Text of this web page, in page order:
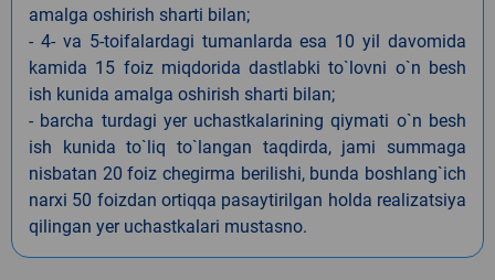
amalga oshirish sharti bilan;
- 4- va 5-toifalardagi tumanlarda esa 10 yil davomida
kamida 15 foiz miqdorida dastlabki to`lovni o`n besh
ish kunida amalga oshirish sharti bilan;
- barcha turdagi yer uchastkalarining qiymati o`n besh
ish kunida to`liq to`langan taqdirda, jami summaga
nisbatan 20 foiz chegirma berilishi, bunda boshlang`ich
narxi 50 foizdan ortiqqa pasaytirilgan holda realizatsiya
qilingan yer uchastkalari mustasno.